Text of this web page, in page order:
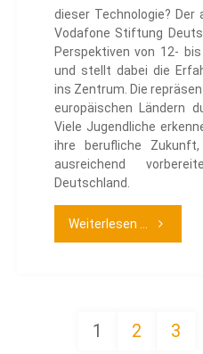
dieser Technologie? Der
Vodafone Stiftung
Perspektiven von 12-
und stellt dabei die
ins Zentrum. Die
europäischen Ländern
Viele Jugendliche
ihre berufliche
ausreichend
Deutschland.
Weiterlesen ... "KI
Schulen"
1 2 3